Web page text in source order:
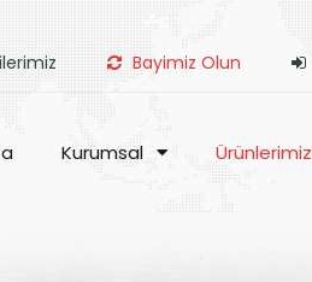
Bayimiz Olun
Kurumsal Ürünlerimiz